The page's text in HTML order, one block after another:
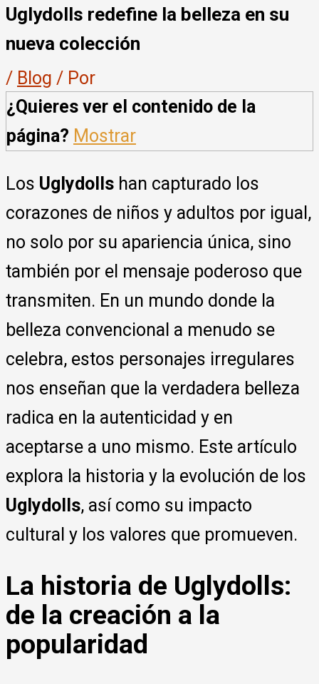
Uglydolls redefine la belleza en su
nueva colección
/ Blog / Por
¿Quieres ver el contenido de la
página? Mostrar
Los Uglydolls han capturado los
corazones de niños y adultos por igual,
no solo por su apariencia única, sino
también por el mensaje poderoso que
transmiten. En un mundo donde la
belleza convencional a menudo se
celebra, estos personajes irregulares
nos enseñan que la verdadera belleza
radica en la autenticidad y en
aceptarse a uno mismo. Este artículo
explora la historia y la evolución de los
Uglydolls, así como su impacto
cultural y los valores que promueven.
La historia de Uglydolls:
de la creación a la
popularidad